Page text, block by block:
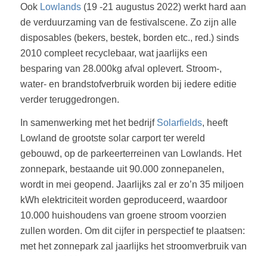
Ook Lowlands(19 -21 augustus 2022) werkt hard aan
de verduurzaming van de festivalscene. Zo zijn alle
disposables(bekers, bestek, borden etc., red.) sinds
2010 compleet recyclebaar, wat jaarlijks een
besparing van 28.000kg afval oplevert. Stroom-,
water- en brandstofverbruik worden bij iedere editie
verder teruggedrongen.
In samenwerking met het bedrijf Solarfields, heeft
Lowland de grootste solar carport ter wereld
gebouwd, op de parkeerterreinen van Lowlands. Het
zonnepark, bestaande uit 90.000 zonnepanelen,
wordt in mei geopend. Jaarlijks zal er zo’n 35 miljoen
kWh elektriciteit worden geproduceerd, waardoor
10.000 huishoudens van groene stroom voorzien
zullen worden. Om dit cijfer in perspectief te plaatsen:
met het zonnepark zal jaarlijks het stroomverbruik van